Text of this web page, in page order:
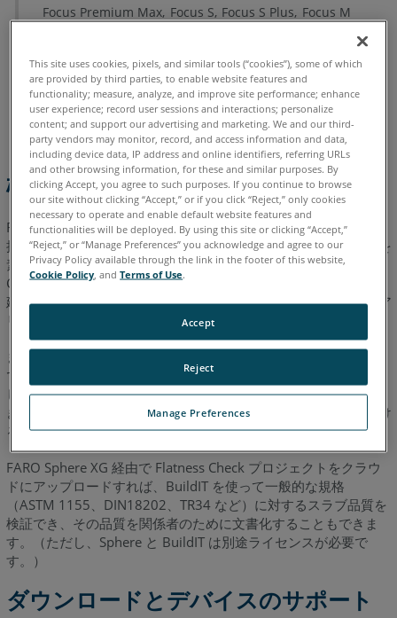
ロ
ド
と
デ
バ
イ
ス
の
サ
ポ
ー
ト
対
応
対
Laser
ー
ザ
ー
マ
ニ
ル
Focus Premium Max Focus S Focus S Plus Focus M
イタリア語 コリアン スペイン語 ドイツ語 フランス語
ポルトガル語 中国語 日本語 英語
概要
FARO Flatness Check は、FARO Focus レーザースキャナと連
携し、コンクリートスラブやその他の床面の平坦度のばらつきを
素早く見つけて記録する iPad アプリです。FARO Flatness
Check の簡単なワークフローにより、Focus と iPad を使用する
建設スペシャリストがスラブの平坦度をチェックできます。リア
リティ キャプチャの専門家は必要ありません。
また、FARO Flatness Checkを使用すると、分析結果を拡張現実
で視覚化することもできます。FARO Flatness Checkで床を表示
し、その上に重ねられた平面度の変化のヒート マップを確認で
きます。これによって、床面に注意が必要な場所を簡単に見つけ
ることができます。
FARO Sphere XG 経由で Flatness Check プロジェクトをクラウ
ドにアップロードすれば、BuildIT を使って一般的な規格
（ASTM 1155、DIN18202、TR34 など）に対するスラブ品質を
検証でき、その品質を関係者のために文書化することもできま
す。（ただし、Sphere と BuildIT は別途ライセンスが必要で
す。）
ダウンロードとデバイスのサポート
This site uses cookies, pixels, and similar tools (“cookies”), some of which
are provided by third parties, to enable website features and
functionality; measure, analyze, and improve site performance; enhance
user experience; record user sessions and interactions; personalize
content; and support our advertising and marketing. We and our third-
party vendors may monitor, record, and access information and data,
including device data, IP address and online identifiers, referring URLs
and other browsing information, for these and similar purposes. By
clicking Accept, you agree to such purposes. If you continue to browse
our site without clicking “Accept,” or if you click “Reject,” only cookies
necessary to operate and enable default website features and
functionalities will be deployed. By using this site or clicking “Accept,”
“Reject,” or “Manage Preferences” you acknowledge and agree to our
Privacy Policy available through the link in the footer of this website,
Cookie Policy , andTerms of Use.
Manage Preferences
Reject
Accept